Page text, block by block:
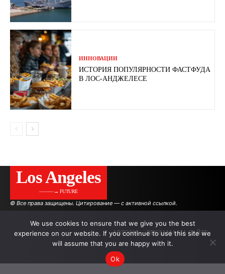
ИННОВАЦИИ
ИСТОРИЯ ПОПУЛЯРНОСТИ ФАСТФУДА
В ЛОС-АНДЖЕЛЕСЕ
Los Angeles
———→ FUTURE
© Все права защищены. Цитирование — с активной ссылкой.
АВТОРЫ РЕКЛАМА НА САЙТЕ
We use cookies to ensure that we give you the best
experience on our website. If you continue to use this site we
will assume that you are happy with it.
Ok